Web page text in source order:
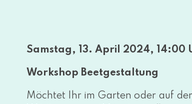
Samstag, 13. April 2024, 14:00
Workshop Beetgestaltung
Möchtet Ihr im Garten oder auf